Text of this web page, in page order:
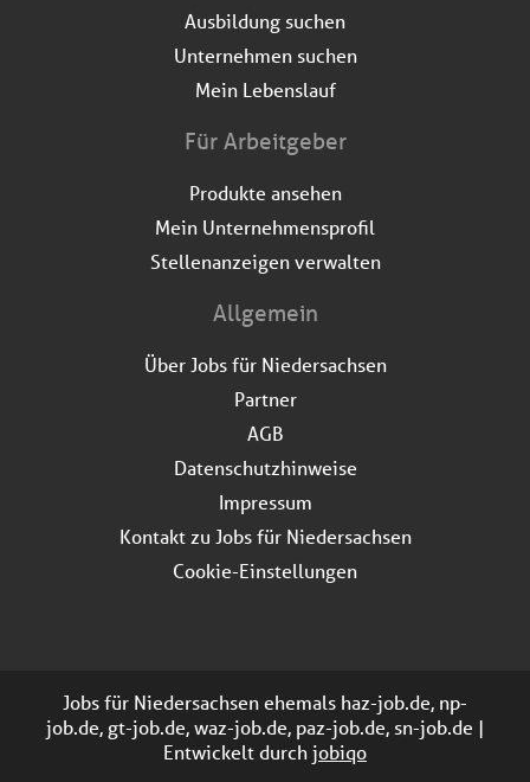
Ausbildung suchen
Unternehmen suchen
Mein Lebenslauf
Für Arbeitgeber
Produkte ansehen
Mein Unternehmensprofil
Stellenanzeigen verwalten
Allgemein
Über Jobs für Niedersachsen
Partner
AGB
Datenschutzhinweise
Impressum
Kontakt zu Jobs für Niedersachsen
Cookie-Einstellungen
Jobs für Niedersachsen ehemals haz-job.de, np-
job.de, gt-job.de, waz-job.de, paz-job.de, sn-job.de |
Entwickelt durchjobiqo